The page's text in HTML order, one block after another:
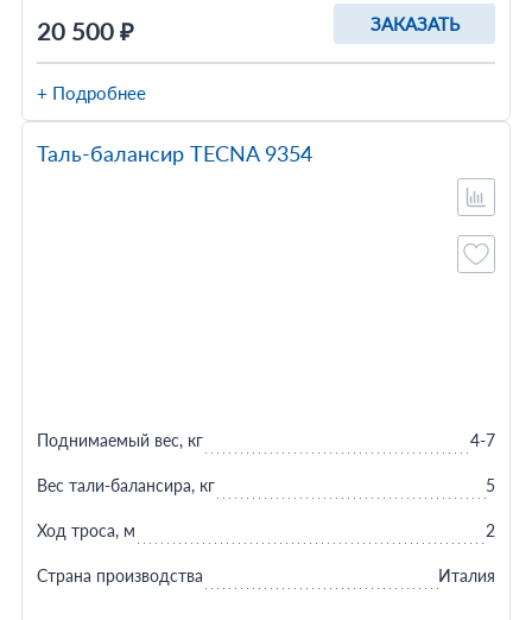
20 500 ₽ ЗАКАЗАТЬ
+ Подробнее
Таль-балансир TECNA 9354
Поднимаемый вес, кг 4-7
Вес тали-балансира, кг 5
Ход троса, м 2
Страна производства Италия